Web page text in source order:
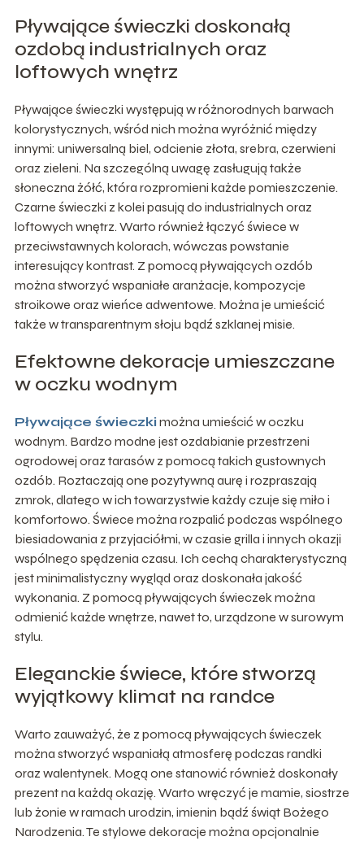
Pływające świeczki doskonałą
ozdobą industrialnych oraz
loftowych wnętrz
Pływające świeczki występują w różnorodnych barwach
kolorystycznych, wśród nich można wyróżnić między
innymi: uniwersalną biel, odcienie złota, srebra, czerwieni
oraz zieleni. Na szczególną uwagę zasługują także
słoneczna żółć, która rozpromieni każde pomieszczenie.
Czarne świeczki z kolei pasują do industrialnych oraz
loftowych wnętrz. Warto również łączyć świece w
przeciwstawnych kolorach, wówczas powstanie
interesujący kontrast. Z pomocą pływających ozdób
można stworzyć wspaniałe aranżacje, kompozycje
stroikowe oraz wieńce adwentowe. Można je umieścić
także w transparentnym słoju bądź szklanej misie.
Efektowne dekoracje umieszczane
w oczku wodnym
Pływające świeczki można umieścić w oczku
wodnym. Bardzo modne jest ozdabianie przestrzeni
ogrodowej oraz tarasów z pomocą takich gustownych
ozdób. Roztaczają one pozytywną aurę i rozpraszają
zmrok, dlatego w ich towarzystwie każdy czuje się miło i
komfortowo. Świece można rozpalić podczas wspólnego
biesiadowania z przyjaciółmi, w czasie grilla i innych okazji
wspólnego spędzenia czasu. Ich cechą charakterystyczną
jest minimalistyczny wygląd oraz doskonała jakość
wykonania. Z pomocą pływających świeczek można
odmienić każde wnętrze, nawet to, urządzone w surowym
stylu.
Eleganckie świece, które stworzą
wyjątkowy klimat na randce
Warto zauważyć, że z pomocą pływających świeczek
można stworzyć wspaniałą atmosferę podczas randki
oraz walentynek. Mogą one stanowić również doskonały
prezent na każdą okazję. Warto wręczyć je mamie, siostrze
lub żonie w ramach urodzin, imienin bądź świąt Bożego
Narodzenia. Te stylowe dekoracje można opcjonalnie